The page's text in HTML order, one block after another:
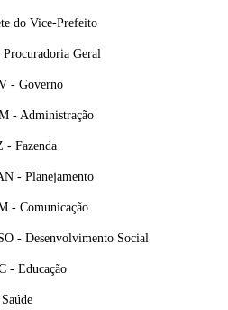
do Vice-Prefeito
Geral
- Governo
- Administração
- Fazenda
- Planejamento
- Comunicação
- Desenvolvimento Social
- Educação